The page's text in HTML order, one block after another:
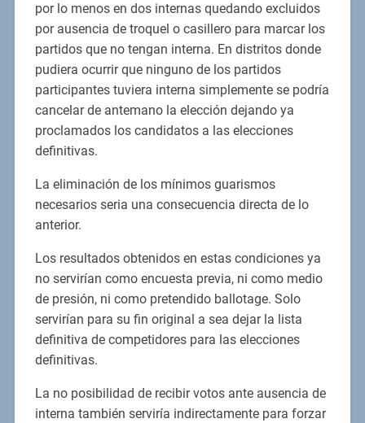
por lo menos en dos internas quedando excluidos
por ausencia de troquel o casillero para marcar los
partidos que no tengan interna. En distritos donde
pudiera ocurrir que ninguno de los partidos
participantes tuviera interna simplemente se podría
cancelar de antemano la elección dejando ya
proclamados los candidatos a las elecciones
definitivas.
La eliminación de los mínimos guarismos
necesarios seria una consecuencia directa de lo
anterior.
Los resultados obtenidos en estas condiciones ya
no servirían como encuesta previa, ni como medio
de presión, ni como pretendido ballotage. Solo
servirían para su fin original a sea dejar la lista
definitiva de competidores para las elecciones
definitivas.
La no posibilidad de recibir votos ante ausencia de
interna también serviría indirectamente para forzar